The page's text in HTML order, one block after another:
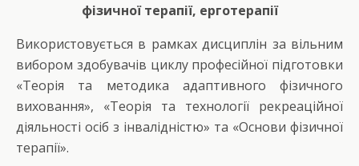
фізичної терапії, ерготерапії
Використовується в рамках дисциплін за вільним
вибором здобувачів циклу професійної підготовки
«Теорія та методика адаптивного фізичного
виховання», «Теорія та технології рекреаційної
діяльності осіб з інвалідністю» та «Основи фізичної
терапії».